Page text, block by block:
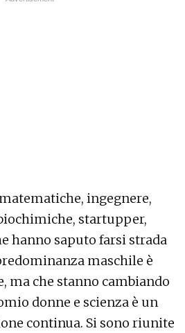
matematiche, ingegnere,
startupper,
hanno saputo farsi strada
maschile è
ma che stanno cambiando
donne e scienza è un
continua. Si sono riunite